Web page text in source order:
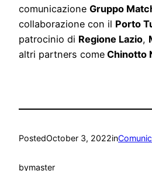
comunicazione Gruppo
collaborazione con il Porto
patrocinio di Regione Lazio,
altri partners come Chinotto
PostedOctober 3, 2022in
bymaster